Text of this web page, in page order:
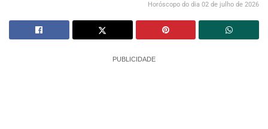
Horóscopo do dia 02 de julho de 2026
PUBLICIDADE